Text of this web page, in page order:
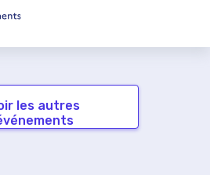
les autres